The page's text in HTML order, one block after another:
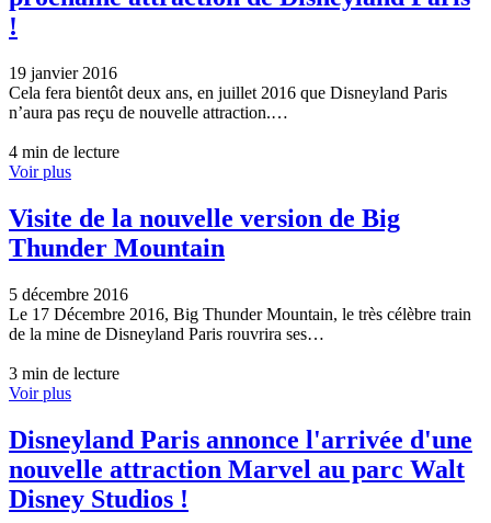
!
19 janvier 2016
Cela fera bientôt deux ans, en juillet 2016 que Disneyland Paris
n’aura pas reçu de nouvelle attraction.…
4 min de lecture
Voir plus
Visite de la nouvelle version de Big
Thunder Mountain
5 décembre 2016
Le 17 Décembre 2016, Big Thunder Mountain, le très célèbre train
de la mine de Disneyland Paris rouvrira ses…
3 min de lecture
Voir plus
Disneyland Paris annonce l'arrivée d'une
nouvelle attraction Marvel au parc Walt
Disney Studios !